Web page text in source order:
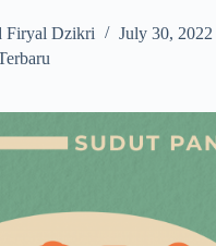
Firyal Dzikri
July 30, 2022